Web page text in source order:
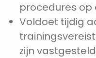
procedures op
Voldoet tijdig
zijn vastgesteld